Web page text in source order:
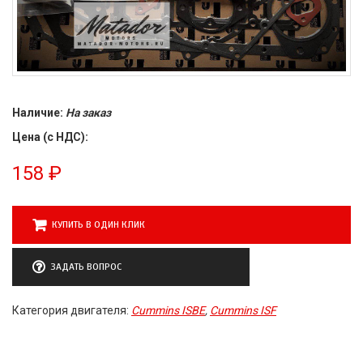
Наличие: На заказ
Цена (с НДС):
158 ₽
КУПИТЬ В ОДИН КЛИК
ЗАДАТЬ ВОПРОС
Категория двигателя: Cummins ISBE, Cummins ISF